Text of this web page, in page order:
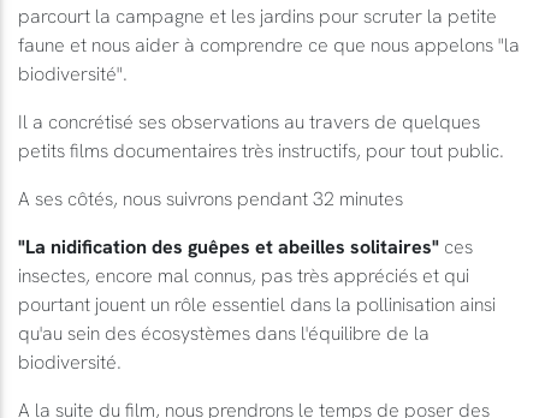
parcourt la campagne et les jardins pour scruter la petite
faune et nous aider à comprendre ce que nous appelons "la
biodiversité".
Il a concrétisé ses observations au travers de quelques
petits films documentaires très instructifs, pour tout public.
A ses côtés, nous suivrons pendant 32 minutes
"La nidification des guêpes et abeilles solitaires" ces
insectes, encore mal connus, pas très appréciés et qui
pourtant jouent un rôle essentiel dans la pollinisation ainsi
qu'au sein des écosystèmes dans l'équilibre de la
biodiversité.
A la suite du film, nous prendrons le temps de poser des